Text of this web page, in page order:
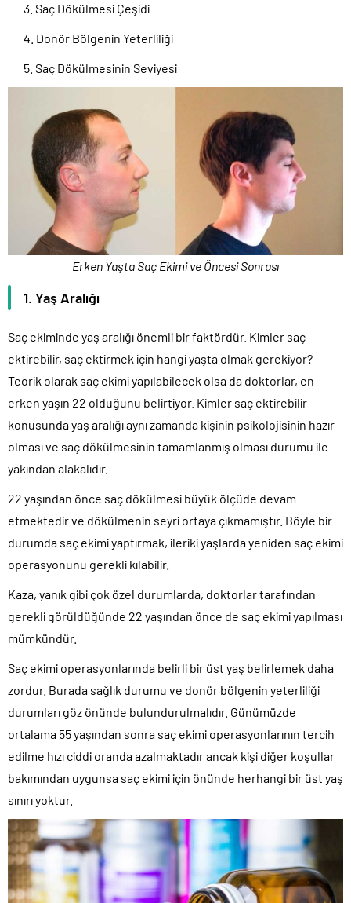
Saç Dökülmesi Çeşidi
Donör Bölgenin Yeterliliği
Saç Dökülmesinin Seviyesi
Erken Yaşta Saç Ekimi ve Öncesi Sonrası
1. Yaş Aralığı
Saç ekiminde yaş aralığı önemli bir faktördür. Kimler saç
ektirebilir, saç ektirmek için hangi yaşta olmak gerekiyor?
Teorik olarak saç ekimi yapılabilecek olsa da doktorlar, en
erken yaşın 22 olduğunu belirtiyor. Kimler saç ektirebilir
konusunda yaş aralığı aynı zamanda kişinin psikolojisinin hazır
olması ve saç dökülmesinin tamamlanmış olması durumu ile
yakından alakalıdır.
22 yaşından önce saç dökülmesi büyük ölçüde devam
etmektedir ve dökülmenin seyri ortaya çıkmamıştır. Böyle bir
durumda saç ekimi yaptırmak, ileriki yaşlarda yeniden saç ekimi
operasyonunu gerekli kılabilir.
Kaza, yanık gibi çok özel durumlarda, doktorlar tarafından
gerekli görüldüğünde 22 yaşından önce de saç ekimi yapılması
mümkündür.
Saç ekimi operasyonlarında belirli bir üst yaş belirlemek daha
zordur. Burada sağlık durumu ve donör bölgenin yeterliliği
durumları göz önünde bulundurulmalıdır. Günümüzde
ortalama 55 yaşından sonra saç ekimi operasyonlarının tercih
edilme hızı ciddi oranda azalmaktadır ancak kişi diğer koşullar
bakımından uygunsa saç ekimi için önünde herhangi bir üst yaş
sınırı yoktur.